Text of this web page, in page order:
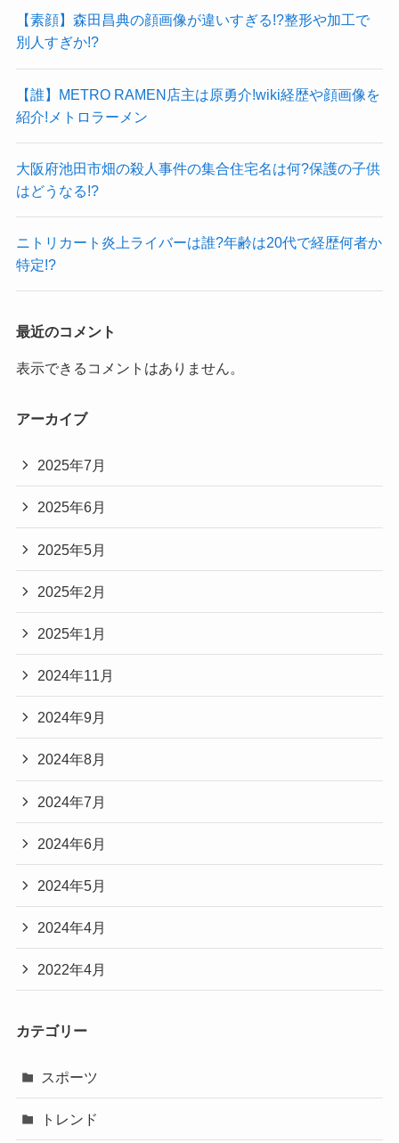
【素顔】森田昌典の顔画像が違いすぎる!?整形や加工で
別人すぎか!?
【誰】METRO RAMEN店主は原勇介!wiki経歴や顔画像を
紹介!メトロラーメン
大阪府池田市畑の殺人事件の集合住宅名は何?保護の子供
はどうなる!?
ニトリカート炎上ライバーは誰?年齢は20代で経歴何者か
特定!?
最近のコメント
表示できるコメントはありません。
アーカイブ
2025年7月
2025年6月
2025年5月
2025年2月
2025年1月
2024年11月
2024年9月
2024年8月
2024年7月
2024年6月
2024年5月
2024年4月
2022年4月
カテゴリー
スポーツ
トレンド